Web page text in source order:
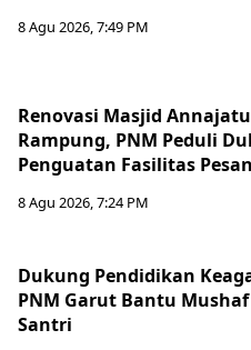
8 Agu 2026, 7:49 PM
Renovasi Masjid
Rampung, PNM Peduli
Penguatan Fasilitas
8 Agu 2026, 7:24 PM
Dukung Pendidikan
PNM Garut Bantu
Santri